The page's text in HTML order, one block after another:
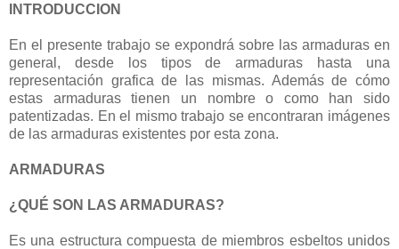
INTRODUCCION
En el presente trabajo se expondrá sobre las armaduras en
general, desde los tipos de armaduras hasta una
representación grafica de las mismas. Además de cómo
estas armaduras tienen un nombre o como han sido
patentizadas. En el mismo trabajo se encontraran imágenes
de las armaduras existentes por esta zona.
ARMADURAS
¿QUÉ SON LAS ARMADURAS?
Es una estructura compuesta de miembros esbeltos unidos